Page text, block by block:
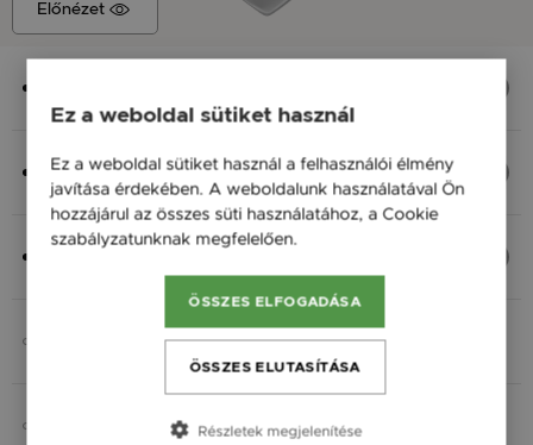
Előnézet
Ezüst 925, M - kb 18 cm
9 900 Ft
Fonal
Opcionális
Opcionális
Ez a weboldal sütiket használ
Ez a weboldal sütiket használ a felhasználói élmény
javítása érdekében. A weboldalunk használatával Ön
hozzájárul az összes süti használatához, a Cookie
szabályzatunknak megfelelően.
ÖSSZES ELFOGADÁSA
ÖSSZES ELUTASÍTÁSA
Részletek megjelenítése